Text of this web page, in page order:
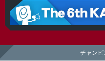
eAMUSEMENTアプリ
チャンピ